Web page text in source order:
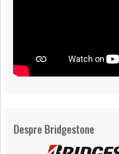
Despre Bridgestone